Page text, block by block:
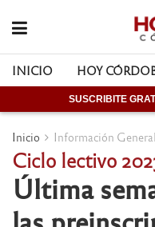
INICIO HOY
SUSCRIBITE
Inicio Información General
Ciclo lectivo
Última